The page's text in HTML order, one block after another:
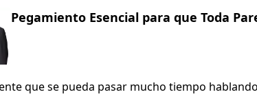
seguir. La pregunta es: ¿está usted
Pegamiento Esencial para que Toda
que se pueda pasar mucho tiempo
descuidar el ingrediente esencial que